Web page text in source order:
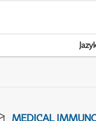
MEDICAL